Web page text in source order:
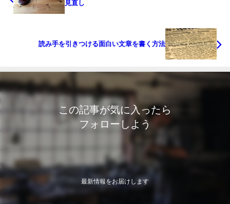
見直し
読み手を引きつける面白い文章を書く方法
この記事が気に入ったら
フォローしよう
最新情報をお届けします